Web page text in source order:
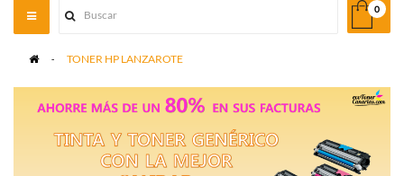
0
Toggle
navigation
>
TONER HP LANZAROTE